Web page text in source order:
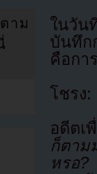
ในวัน
บันทึก
คือกา
โชรง:
อดีต
ก็ตาม
หรอ?
าม